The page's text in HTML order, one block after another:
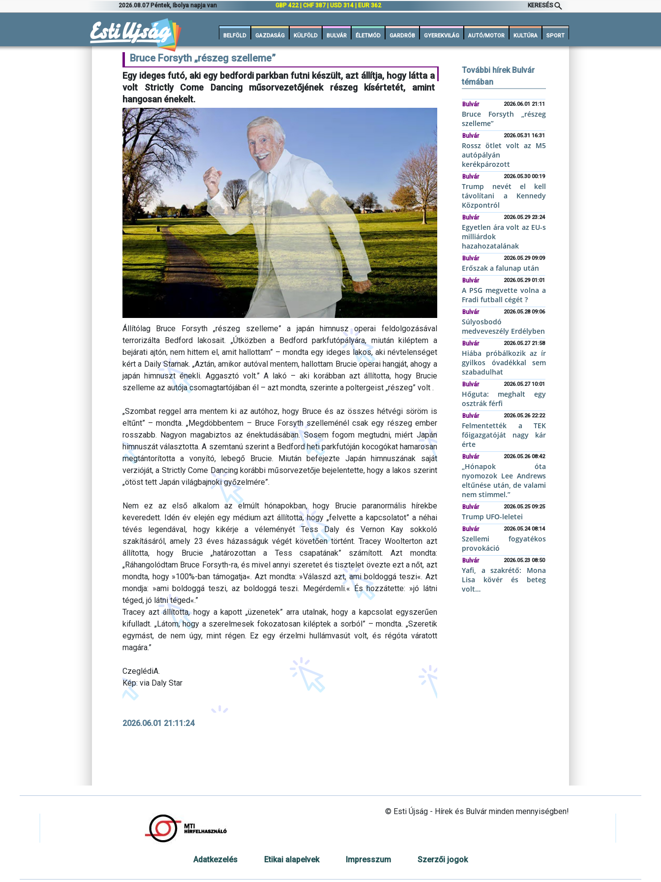
2026.08.07 Péntek, Ibolya napja van GBP 422 | CHF 387 | USD 314 | EUR 362 KERESÉS
BELFÖLD GAZDASÁG KÜLFÖLD BULVÁR ÉLETMÓD GARDRÓB GYEREKVILÁG AUTÓ/MOTOR KULTÚRA SPORT
Bruce Forsyth „részeg szelleme”
Egy ideges futó, aki egy bedfordi parkban futni készült, azt állítja, hogy látta a
volt Strictly Come Dancing műsorvezetőjének részeg kísértetét, amint
hangosan énekelt.
Állítólag Bruce Forsyth „részeg szelleme” a japán himnusz operai feldolgozásával
terrorizálta Bedford lakosait. „Útközben a Bedford parkfutópályára, miután kiléptem a
bejárati ajtón, nem hittem el, amit hallottam” – mondta egy ideges lakos, aki névtelenséget
kért a Daily Starnak. „Aztán, amikor autóval mentem, hallottam Brucie operai hangját, ahogy a
japán himnuszt énekli. Aggasztó volt.” A lakó – aki korábban azt állította, hogy Brucie
szelleme az autója csomagtartójában él – azt mondta, szerinte a poltergeist „részeg” volt .
„Szombat reggel arra mentem ki az autóhoz, hogy Bruce és az összes hétvégi söröm is
eltűnt” – mondta. „Megdöbbentem – Bruce Forsyth szelleménél csak egy részeg ember
rosszabb. Nagyon magabiztos az énektudásában. Sosem fogom megtudni, miért Japán
himnuszát választotta. A szemtanú szerint a Bedford heti parkfutóján kocogókat hamarosan
megtántorította a vonyító, lebegő Brucie. Miután befejezte Japán himnuszának saját
verzióját, a Strictly Come Dancing korábbi műsorvezetője bejelentette, hogy a lakos szerint
„ötöst tett Japán világbajnoki győzelmére”.
Nem ez az első alkalom az elmúlt hónapokban, hogy Brucie paranormális hírekbe
keveredett. Idén év elején egy médium azt állította, hogy „felvette a kapcsolatot” a néhai
tévés legendával, hogy kikérje a véleményét Tess Daly és Vernon Kay sokkoló
szakításáról, amely 23 éves házasságuk végét követően történt. Tracey Woolterton azt
állította, hogy Brucie „határozottan a Tess csapatának” számított. Azt mondta:
„Ráhangolódtam Bruce Forsyth-ra, és mivel annyi szeretet és tisztelet övezte ezt a nőt, azt
mondta, hogy »100%-ban támogatja«. Azt mondta: »Válaszd azt, ami boldoggá teszi«. Azt
mondja: »ami boldoggá teszi, az boldoggá teszi. Megérdemli.« És hozzátette: »jó látni
téged, jó látni téged«.”
Tracey azt állította, hogy a kapott „üzenetek” arra utalnak, hogy a kapcsolat egyszerűen
kifulladt. „Látom, hogy a szerelmesek fokozatosan kiléptek a sorból” – mondta. „Szeretik
egymást, de nem úgy, mint régen. Ez egy érzelmi hullámvasút volt, és régóta váratott
magára.”
CzeglédiA.
Kép: via Daly Star
2026.06.01 21:11:24
További hírek Bulvár
témában
Bulvár 2026.06.01 21:11
Bruce Forsyth „részeg
szelleme”
Bulvár 2026.05.31 16:31
Rossz ötlet volt az M5
autópályán
kerékpározott
Bulvár 2026.05.30 00:19
Trump nevét el kell
távolítani a Kennedy
Központról
Bulvár 2026.05.29 23:24
Egyetlen ára volt az EU-s
milliárdok
hazahozatalának
Bulvár 2026.05.29 09:09
Erőszak a falunap után
Bulvár 2026.05.29 01:01
A PSG megvette volna a
Fradi futball cégét ?
Bulvár 2026.05.28 09:06
Súlyosbodó
medveveszély Erdélyben
Bulvár 2026.05.27 21:58
Hiába próbálkozik az ír
gyilkos óvadékkal sem
szabadulhat
Bulvár 2026.05.27 10:01
Hőguta: meghalt egy
osztrák férfi
Bulvár 2026.05.26 22:22
Felmentették a TEK
főigazgatóját nagy kár
érte
Bulvár 2026.05.26 08:42
„Hónapok óta
nyomozok Lee Andrews
eltűnése után, de valami
nem stimmel.”
Bulvár 2026.05.25 09:25
Trump UFO-leletei
Bulvár 2026.05.24 08:14
Szellemi fogyatékos
provokáció
Bulvár 2026.05.23 08:50
Yafi, a szakrétő: Mona
Lisa kövér és beteg
volt…
© Esti Újság - Hírek és Bulvár minden mennyiségben!
Adatkezelés Etikai alapelvek Impresszum Szerzői jogok